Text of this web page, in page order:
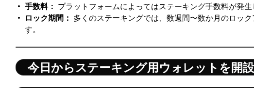
手数料： プラットフォームによってはステーキング手数料が発
ロック期間： 多くのステーキングでは、数週間〜数か月のロッ
す。
今日からステーキング用ウォレットを開設